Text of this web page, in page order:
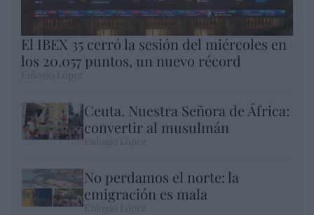
El IBEX 35 cerró la sesión del miércoles en
los 20.057 puntos, un nuevo récord
Ceuta. Nuestra Señora de África:
convertir al musulmán
No perdamos el norte: la
emigración es mala